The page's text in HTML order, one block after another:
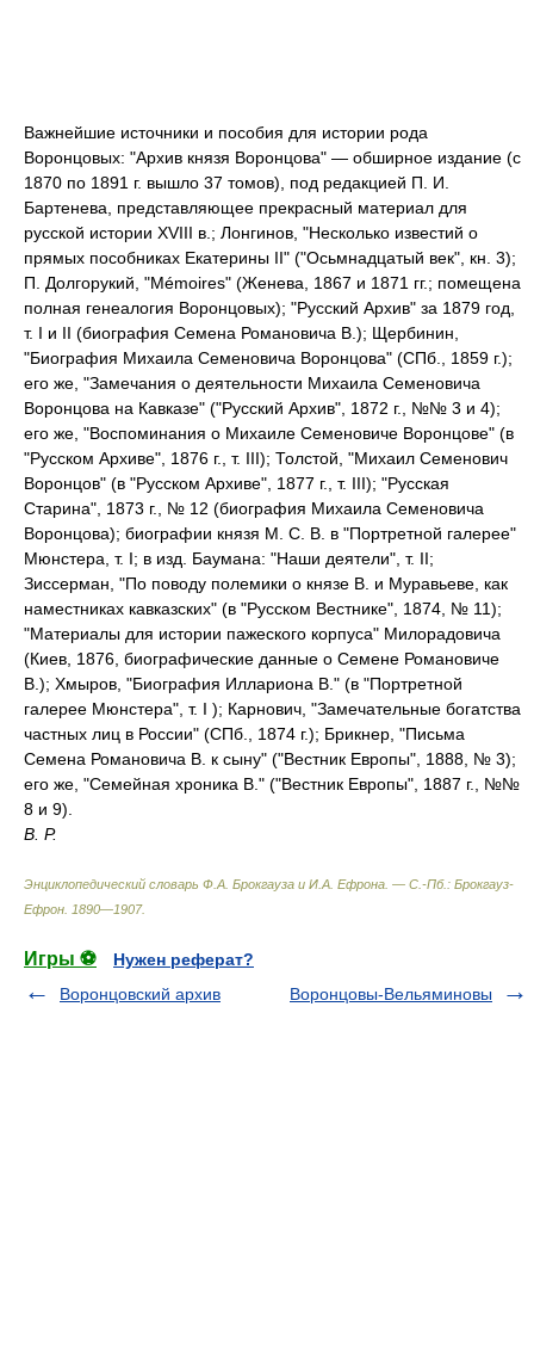
Важнейшие источники и пособия для истории рода
Воронцовых: "Архив князя Воронцова" — обширное издание (с
1870 по 1891 г. вышло 37 томов), под редакцией П. И.
Бартенева, представляющее прекрасный материал для
русской истории XVIII в.; Лонгинов, "Несколько известий о
прямых пособниках Екатерины II" ("Осьмнадцатый век", кн. 3);
П. Долгорукий, "Mémoires" (Женева, 1867 и 1871 гг.; помещена
полная генеалогия Воронцовых); "Русский Архив" за 1879 год,
т. I и II (биография Семена Романовича В.); Щербинин,
"Биография Михаила Семеновича Воронцова" (СПб., 1859 г.);
его же, "Замечания о деятельности Михаила Семеновича
Воронцова на Кавказе" ("Русский Архив", 1872 г., №№ 3 и 4);
его же, "Воспоминания о Михаиле Семеновиче Воронцове" (в
"Русском Архиве", 1876 г., т. III); Толстой, "Михаил Семенович
Воронцов" (в "Русском Архиве", 1877 г., т. III); "Русская
Старина", 1873 г., № 12 (биография Михаила Семеновича
Воронцова); биографии князя М. С. В. в "Портретной галерее"
Мюнстера, т. I; в изд. Баумана: "Наши деятели", т. II;
Зиссерман, "По поводу полемики о князе В. и Муравьеве, как
наместниках кавказских" (в "Русском Вестнике", 1874, № 11);
"Материалы для истории пажеского корпуса" Милорадовича
(Киев, 1876, биографические данные о Семене Романовиче
В.); Хмыров, "Биография Иллариона В." (в "Портретной
галерее Мюнстера", т. I ); Карнович, "Замечательные богатства
частных лиц в России" (СПб., 1874 г.); Брикнер, "Письма
Семена Романовича В. к сыну" ("Вестник Европы", 1888, № 3);
его же, "Семейная хроника В." ("Вестник Европы", 1887 г., №№
8 и 9).
В. Р.
Энциклопедический словарь Ф.А. Брокгауза и И.А. Ефрона. — С.-Пб.: Брокгауз-
Ефрон 1890—1907.
Игры ⚽
Нужен реферат?
Воронцовский архив
Воронцовы-Вельяминовы